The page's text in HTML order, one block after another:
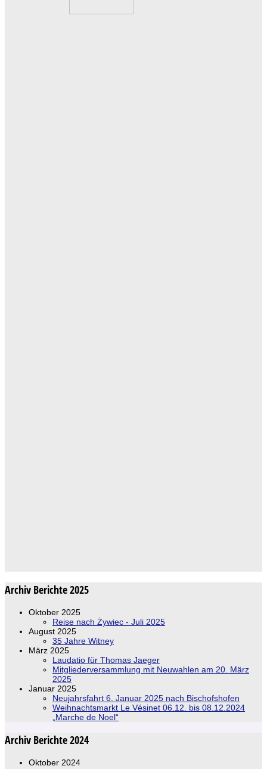
Archiv Berichte 2025
Oktober 2025
Reise nach Żywiec - Juli 2025
August 2025
35 Jahre Witney
März 2025
Laudatio für Thomas Jaeger
Mitgliederversammlung mit Neuwahlen am 20. März
2025
Januar 2025
Neujahrsfahrt 6. Januar 2025 nach Bischofshofen
Weihnachtsmarkt Le Vésinet 06.12. bis 08.12.2024
„Marche de Noel“
Archiv Berichte 2024
Oktober 2024